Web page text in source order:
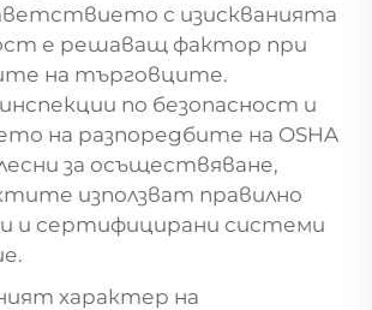
с изискванията
е решаващ фактор при
на търговците.
по безопасност и
на разпоредбите на OSHA
за осъществяване,
използват правилно
и сертифицирани системи
характер на